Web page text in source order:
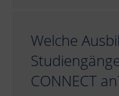
Welche
CONNECT